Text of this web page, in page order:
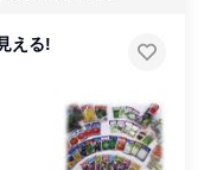
える!